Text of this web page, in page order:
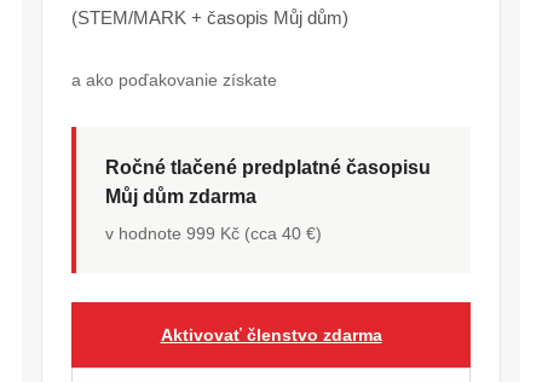
(STEM/MARK + časopis Můj dům)
a ako poďakovanie získate
Ročné tlačené predplatné časopisu
Můj dům zdarma
v hodnote 999 Kč (cca 40 €)
Aktivovať členstvo zdarma